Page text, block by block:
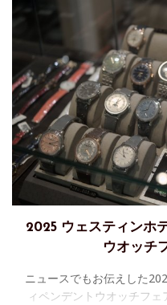
2025 ウェスティンホ
ウオッチ
ニュースでもお伝えした
ィペンデントウオッチフ